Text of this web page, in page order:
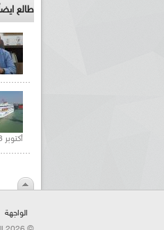
طالع
أكتوبر 28, 2021 |
الواجهة